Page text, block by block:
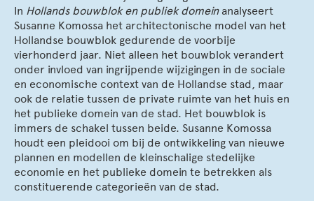
In Hollands bouwblok en publiek domeinanalyseert
Susanne Komossa het architectonische model van het
Hollandse bouwblok gedurende de voorbije
vierhonderd jaar. Niet alleen het bouwblok verandert
onder invloed van ingrijpende wijzigingen in de sociale
en economische context van de Hollandse stad, maar
ook de relatie tussen de private ruimte van het huis en
het publieke domein van de stad. Het bouwblok is
immers de schakel tussen beide. Susanne Komossa
houdt een pleidooi om bij de ontwikkeling van nieuwe
plannen en modellen de kleinschalige stedelijke
economie en het publieke domein te betrekken als
constituerende categorieën van de stad.